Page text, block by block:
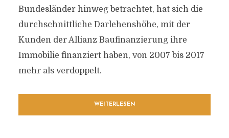
Bundesländer hinweg betrachtet, hat sich die
durchschnittliche Darlehenshöhe, mit der
Kunden der Allianz Baufinanzierung ihre
Immobilie finanziert haben, von 2007 bis 2017
mehr als verdoppelt.
WEITERLESEN